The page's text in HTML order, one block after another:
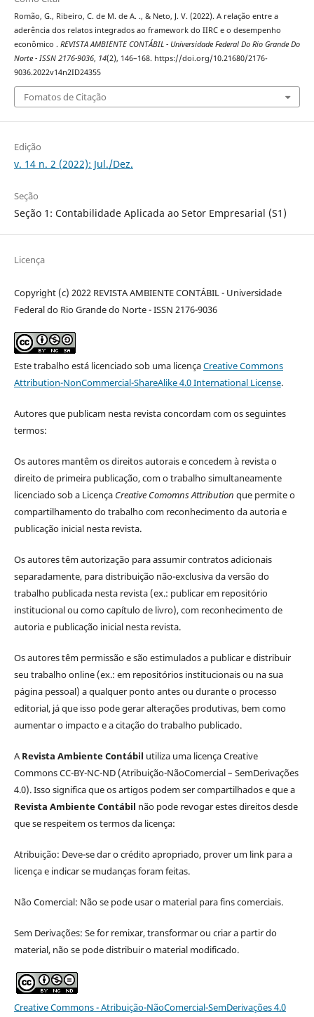
Romão, G., Ribeiro, C. de M. de A. ., & Neto, J. V. (2022). A relação entre a
aderência dos relatos integrados ao framework do IIRC e o desempenho
econômico . REVISTA AMBIENTE CONTÁBIL - Universidade Federal Do Rio Grande Do
Norte - ISSN 2176-9036, 14(2), 146–168. https://doi.org/10.21680/2176-
9036.2022v14n2ID24355
Fomatos de Citação
Edição
v. 14 n. 2 (2022): Jul./Dez.
Seção
Seção 1: Contabilidade Aplicada ao Setor Empresarial (S1)
Licença
Copyright (c) 2022 REVISTA AMBIENTE CONTÁBIL - Universidade
Federal do Rio Grande do Norte - ISSN 2176-9036
Este trabalho está licenciado sob uma licençaCreative Commons
Attribution-NonCommercial-ShareAlike 4.0 International License.
Autores que publicam nesta revista concordam com os seguintes
termos:
Os autores mantêm os direitos autorais e concedem à revista o
direito de primeira publicação, com o trabalho simultaneamente
licenciado sob a Licença Creative Comomns Attribution que permite o
compartilhamento do trabalho com reconhecimento da autoria e
publicação inicial nesta revista.
Os autores têm autorização para assumir contratos adicionais
separadamente, para distribuição não-exclusiva da versão do
trabalho publicada nesta revista (ex.: publicar em repositório
institucional ou como capítulo de livro), com reconhecimento de
autoria e publicação inicial nesta revista.
Os autores têm permissão e são estimulados a publicar e distribuir
seu trabalho online (ex.: em repositórios institucionais ou na sua
página pessoal) a qualquer ponto antes ou durante o processo
editorial, já que isso pode gerar alterações produtivas, bem como
aumentar o impacto e a citação do trabalho publicado.
ARevista Ambiente Contábil utiliza uma licença Creative
Commons CC-BY-NC-ND (Atribuição-NãoComercial – SemDerivações
4.0). Isso significa que os artigos podem ser compartilhados e que a
Revista Ambiente Contábil não pode revogar estes direitos desde
que se respeitem os termos da licença:
Atribuição: Deve-se dar o crédito apropriado, prover um link para a
licença e indicar se mudanças foram feitas.
Não Comercial: Não se pode usar o material para fins comerciais.
Sem Derivações: Se for remixar, transformar ou criar a partir do
material, não se pode distribuir o material modificado.
Creative Commons - Atribuição-NãoComercial-SemDerivações 4.0